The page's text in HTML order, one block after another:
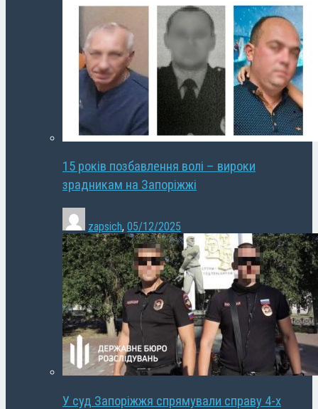
15 років позбавлення волі – вироки
зрадникам на Запоріжжі
zapsich, 05/12/2025
У суд Запоріжжя спрямували справу 4-х